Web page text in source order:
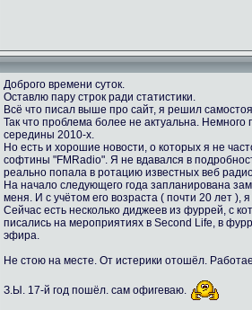
Доброго времени суток.
Оставлю пару строк ради статистики.
Всё что писал выше про сайт, я решил
Так что проблема более не актуальна.
середины 2010-х.
Но есть и хорошие новости, о которых я не
софтины "FMRadio". Я не вдавался в
реально попала в ротацию известных веб
На начало следующего года запланирована
меня. И с учётом его возраста ( почти 20 лет ),
Сейчас есть несколько диджеев из фуррей, с
писались на мероприятиях в Second Life, в
эфира.
Не стою на месте. От истерики отошёл.
З.Ы. 17-й год пошёл. сам офигеваю.